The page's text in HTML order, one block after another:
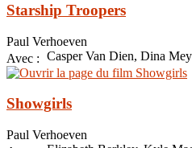
Starship Troopers
Paul Verhoeven
Avec : Casper Van Dien, Dina
Showgirls
Paul Verhoeven